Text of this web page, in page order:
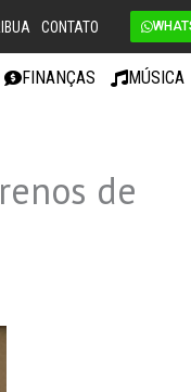
CONTATO
FINANÇAS MÚSICA
de